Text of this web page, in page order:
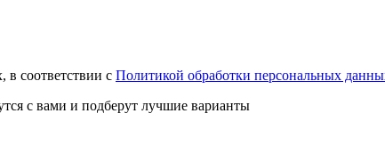
в соответствии с Политикой обработки персональных
с вами и подберут лучшие варианты